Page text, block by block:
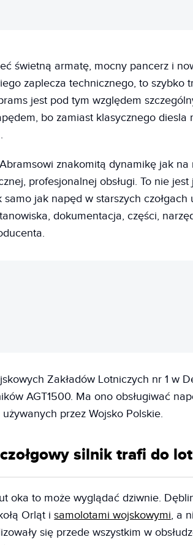
świetną armatę, mocny pancerz i
zaplecza technicznego, to szybko
jest pod tym względem
bo zamiast klasycznego diesla
znakomitą dynamikę jak
profesjonalnej obsługi. To nie
samo jak napęd w starszych
dokumentacja, części,
Zakładów Lotniczych nr 1 w
AGT1500. Ma ono obsługiwać
przez Wojsko Polskie.
silnik trafi do
oka to może wyglądać dziwnie.
Orląt isamolotami wojskowymi, a
się przede wszystkim w